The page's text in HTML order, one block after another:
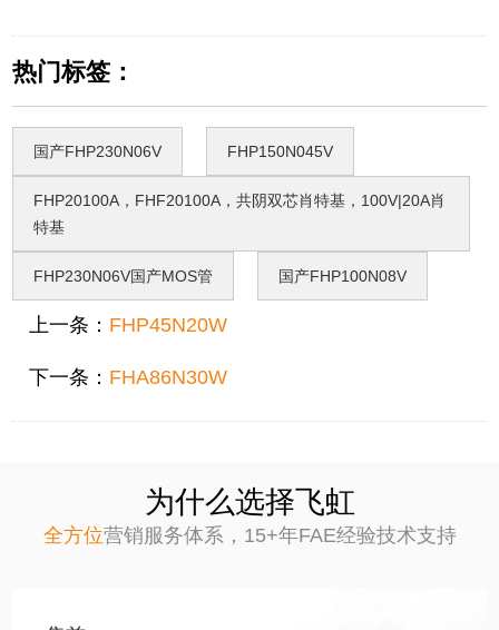
热门标签：
国产FHP230N06V FHP150N045V
FHP20100A，FHF20100A，共阴双芯肖特基，100V|20A肖
特基
FHP230N06V国产MOS管 国产FHP100N08V
上一条： FHP45N20W
下一条： FHA86N30W
为什么选择飞虹
全方位营销服务体系， 15+年FAE经验技术支持